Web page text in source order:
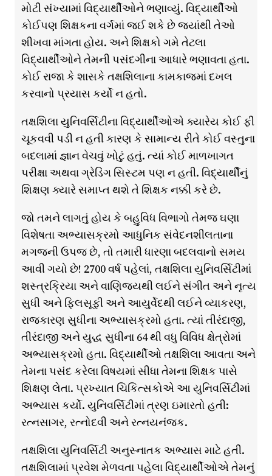
મોટી સંખ્યામાં વિદ્યાર્થીઓને ભણાવ્યું. વિદ્યાર્થીઓ
કોઈપણ શિક્ષકના વર્ગમાં જઈ શકે છે જ્યાંથી તેઓ
શીખવા માંગતા હોય. અને શિક્ષકો ગમે તેટલા
વિદ્યાર્થીઓને તેમની પસંદગીના આધારે ભણાવતા હતા.
કોઈ રાજા કે શાસકે તક્ષશિલાના કામકાજમાં દખલ
કરવાનો પ્રયાસ કર્યો ન હતો.
તક્ષશિલા યુનિવર્સિટીના વિદ્યાર્થીઓએ ક્યારેય કોઈ ફી
ચૂકવવી પડી ન હતી કારણ કે સામાન્ય રીતે કોઈ વસ્તુના
બદલામાં જ્ઞાન વેચવું ખોટું હતું. ત્યાં કોઈ માળખાગત
પરીક્ષા અથવા ગ્રેડિંગ સિસ્ટમ પણ ન હતી. વિદ્યાર્થીનું
શિક્ષણ ક્યારે સમાપ્ત થશે તે શિક્ષક નક્કી કરે છે.
જો તમને લાગતું હોય કે બહુવિધ વિભાગો તેમજ ઘણા
વિશેષતા અભ્યાસક્રમો આધુનિક સંવેદનશીલતાના
મગજની ઉપજ છે, તો તમારી ધારણા બદલવાનો સમય
આવી ગયો છે! 2700 વર્ષ પહેલાં, તક્ષશિલા યુનિવર્સિટીમાં
શસ્ત્રક્રિયા અને વાણિજ્યથી લઈને સંગીત અને નૃત્ય
સુધી અને ફિલસૂફી અને આયુર્વેદથી લઈને વ્યાકરણ,
રાજકારણ સુધીના અભ્યાસક્રમો હતા. ત્યાં તીરંદાજી,
તીરંદાજી અને યુદ્ધ સુધીના 64 થી વધુ વિવિધ ક્ષેત્રોમાં
અભ્યાસક્રમો હતા. વિદ્યાર્થીઓ તક્ષશિલા આવતા અને
તેમના પસંદ કરેલા વિષયમાં સીધા તેમના શિક્ષક પાસે
શિક્ષણ લેતા. પ્રખ્યાત ચિકિત્સકોએ આ યુનિવર્સિટીમાં
અભ્યાસ કર્યો. યુનિવર્સિટીમાં ત્રણ ઇમારતો હતી:
રત્નસાગર, રત્નોદવી અને રત્નયનંજક.
તક્ષશિલા યુનિવર્સિટી અનુસ્નાતક અભ્યાસ માટે હતી.
તક્ષશિલામાં પ્રવેશ મેળવતા પહેલા વિદ્યાર્થીઓએ તેમનું